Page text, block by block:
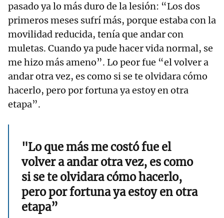
pasado ya lo más duro de la lesión: “Los dos
primeros meses sufrí más, porque estaba con la
movilidad reducida, tenía que andar con
muletas. Cuando ya pude hacer vida normal, se
me hizo más ameno”. Lo peor fue “el volver a
andar otra vez, es como si se te olvidara cómo
hacerlo, pero por fortuna ya estoy en otra
etapa”.
"Lo que más me costó fue el
volver a andar otra vez, es como
si se te olvidara cómo hacerlo,
pero por fortuna ya estoy en otra
etapa”